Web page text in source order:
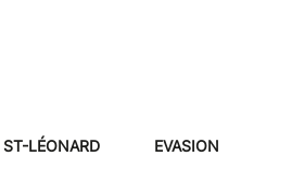
ST-LÉONARD EVASION